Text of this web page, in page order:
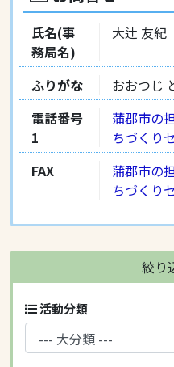
氏名(事
務局名)
大辻 友紀
ふりがな
おおつじ
電話番号
1
蒲郡市の
ちづくり
FAX
蒲郡市の
ちづくり
絞り
活動分類